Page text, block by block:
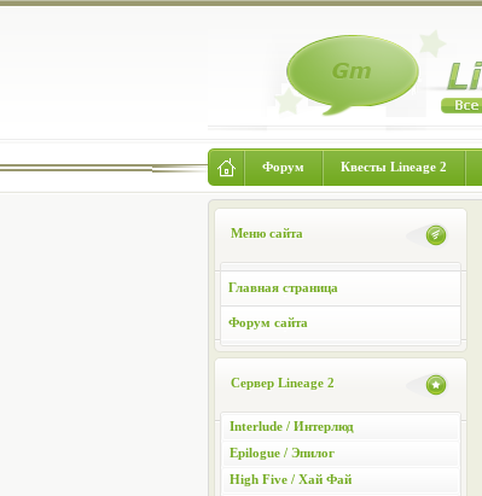
Форум Квесты Lineage 2
Меню сайта
Главная страница
Форум сайта
Сервер Lineage 2
Interlude / Интерлюд
Epilogue / Эпилог
High Five / Хай Фай